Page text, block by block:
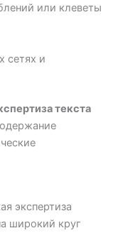
или клеветы
сетях и
текста
экспертиза
широкий круг